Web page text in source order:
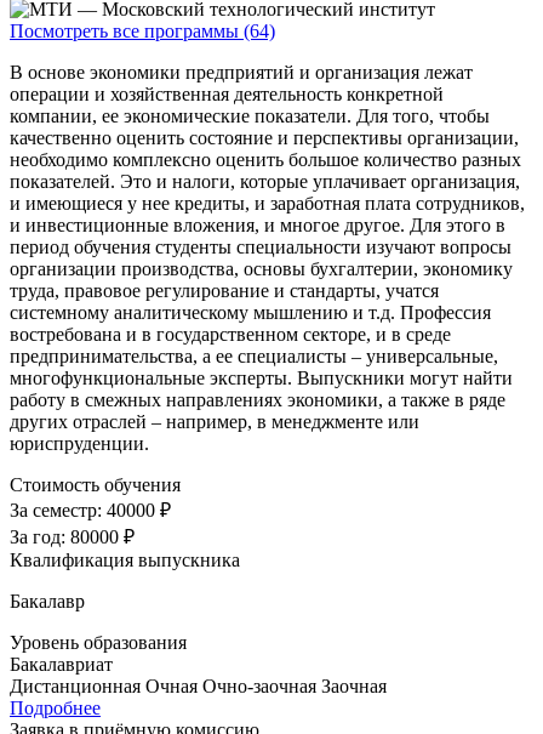
Посмотреть все программы (64)
В основе экономики предприятий и организация лежат
операции и хозяйственная деятельность конкретной
компании, ее экономические показатели. Для того, чтобы
качественно оценить состояние и перспективы организации,
необходимо комплексно оценить большое количество разных
показателей. Это и налоги, которые уплачивает организация,
и имеющиеся у нее кредиты, и заработная плата сотрудников,
и инвестиционные вложения, и многое другое. Для этого в
период обучения студенты специальности изучают вопросы
организации производства, основы бухгалтерии, экономику
труда, правовое регулирование и стандарты, учатся
системному аналитическому мышлению и т.д. Профессия
востребована и в государственном секторе, и в среде
предпринимательства, а ее специалисты – универсальные,
многофункциональные эксперты. Выпускники могут найти
работу в смежных направлениях экономики, а также в ряде
других отраслей – например, в менеджменте или
юриспруденции.
Стоимость обучения
За семестр: 40000 ₽
За год: 80000 ₽
Квалификация выпускника
Бакалавр
Уровень образования
Бакалавриат
Дистанционная Очная Очно-заочная Заочная
Подробнее